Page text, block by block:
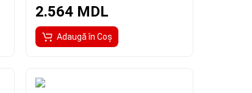
2.564 MDL
Adaugă în Coş